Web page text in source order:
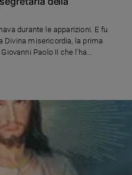
durante le apparizioni. E fu
Divina misericordia, la prima
Paolo II che l'ha
1905 nel villaggio di Głogowiec in